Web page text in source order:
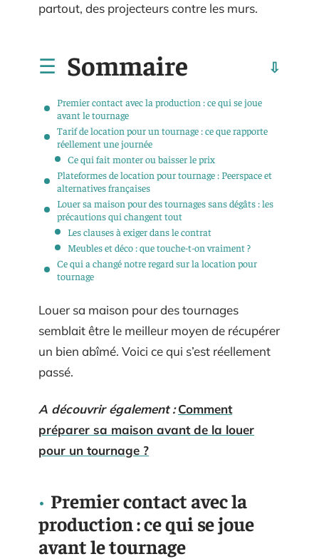
partout, des projecteurs contre les murs.
Sommaire
Premier contact avec la production : ce qui se joue
avant le tournage
Tarif de location pour un tournage : ce que rapporte
réellement une journée
Ce qui fait monter ou baisser le prix
Plateformes de location pour tournage : Peerspace et
alternatives françaises
Louer sa maison pour des tournages sans dégâts : les
précautions qui changent tout
Les clauses à exiger dans le contrat
Meubles et déco : que touche-t-on vraiment ?
Ce qui a changé notre regard sur la location pour
tournage
Louer sa maison pour des tournages
semblait être le meilleur moyen de récupérer
un bien abîmé. Voici ce qui s’est réellement
passé.
A découvrir également : Comment
préparer sa maison avant de la louer
pour un tournage ?
Premier contact avec la
production : ce qui se joue
avant le tournage